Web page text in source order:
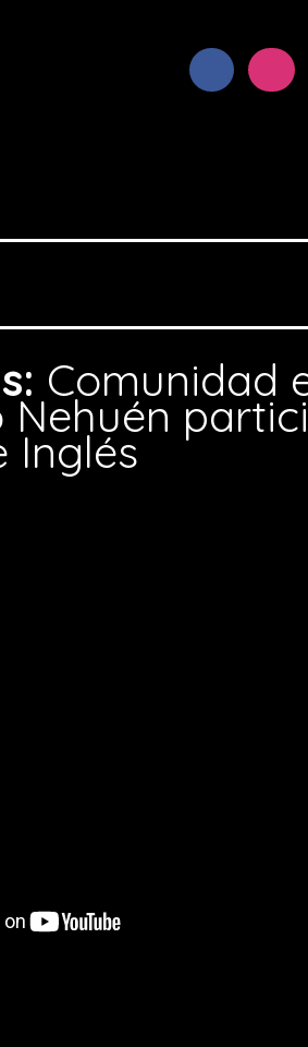
Comunidad
Nehuén
Inglés